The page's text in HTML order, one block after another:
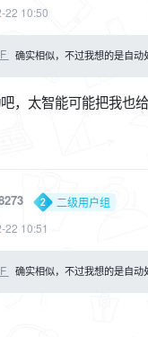
22 10:50
确实相似，不过我想的是自动
，太智能可能把我也
二级用户组
22 10:51
确实相似，不过我想的是自动